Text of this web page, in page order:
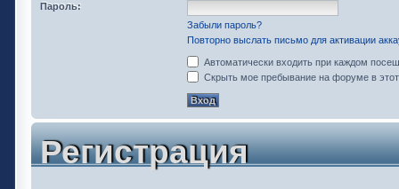
Пароль:
Забыли пароль?
Повторно выслать письмо для активации
Автоматически входить при каждом
Скрыть мое пребывание на форуме в
Регистрация